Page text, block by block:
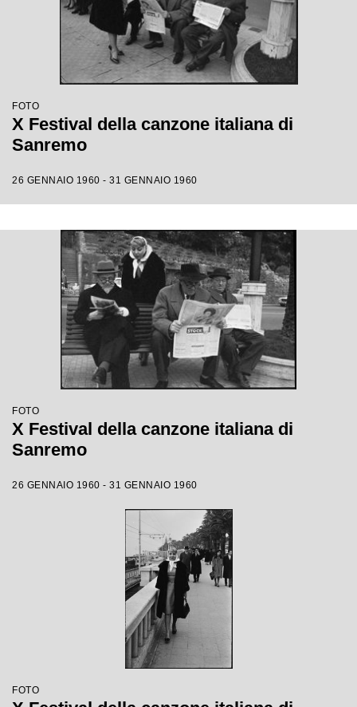
FOTO
X Festival della canzone italiana di
Sanremo
26 GENNAIO 1960 - 31 GENNAIO 1960
FOTO
X Festival della canzone italiana di
Sanremo
26 GENNAIO 1960 - 31 GENNAIO 1960
FOTO